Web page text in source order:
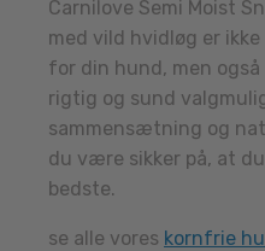
Carnilove Semi Moist
med vild hvidløg er
for din hund, men
rigtig og sund
sammensætning og
du være sikker på, at
bedste.
se alle vores kornfrie